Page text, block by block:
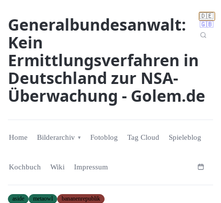
🇩🇪
🇬🇧
Generalbundesanwalt:
Kein
Ermittlungsverfahren in
Deutschland zur NSA-
Überwachung - Golem.de
Home Bilderarchiv Fotoblog Tag Cloud Spieleblog
Kochbuch Wiki Impressum
aside metaowl bananenrepublik